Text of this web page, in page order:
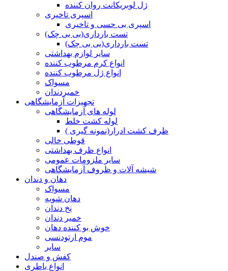
ژل لوبریکانت روان کننده
اسپری تاخیری
اسپری بی حسی و تاخیری
تست بارداری(بی بی چک)
تست بارداری(بی بی چک)
سایر لوازم بهداشتی
انواع کرم مرطوب کننده
انواع ژل مرطوب کننده
مسواک
خمیردندان
تجهیزات آزمایشگاهی
لوله های آزمایشگاهی
لوله کشت خلط
ظرف کشت ادرار(نمونه گیری )
قوطی خالی
انواع ظرف بهداشتی
سایر ملزومات عمومی
شیشه آلات و ظروف آزمایشگاهی
دهان و دندان
مسواک
دهان شویه
نخ دندان
خمیر دندان
خوش بو کننده دهان
موم ارتودنسی
سایر
کفش و صندل
انواع باطری